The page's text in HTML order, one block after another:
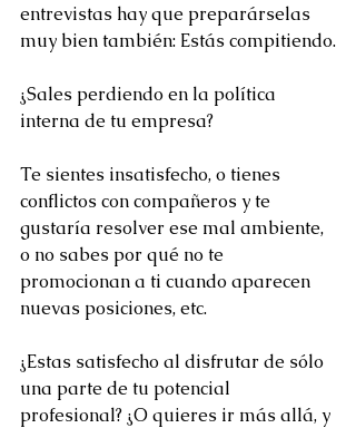
entrevistas hay que preparárselas
muy bien también: Estás compitiendo.
¿Sales perdiendo en la política
interna de tu empresa?
Te sientes insatisfecho, o tienes
conflictos con compañeros y te
gustaría resolver ese mal ambiente,
o no sabes por qué no te
promocionan a ti cuando aparecen
nuevas posiciones, etc.
¿Estas satisfecho al disfrutar de sólo
una parte de tu potencial
profesional? ¿O quieres ir más allá, y